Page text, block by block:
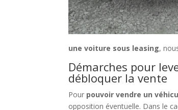
une voiture sous leasing,
Démarches pour
débloquer la vente
Pour pouvoir vendre un
opposition éventuelle. Dans le